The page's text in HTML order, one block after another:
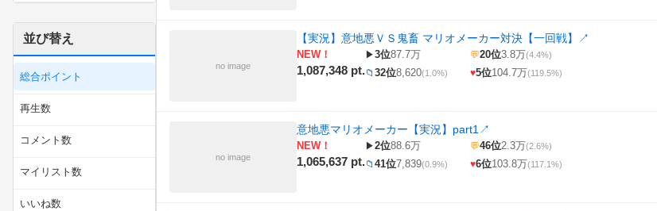
ゲーム (188)
スポーツ
(187)
ニコニコ動画講座
並び替え
総合ポイント
再生数
コメント数
マイリスト数
いいね数
no image
【実況】意地悪ＶＳ鬼畜 マリオメーカー対決【一回戦】 ↗
NEW！
1,087,348 pt.
▶3位87.7万 💬20位3.8万(4.4%)
📁 32位8,620(1.0%) ♥5位104.7万(119.5%)
no image
意地悪マリオメーカー【実況】part1 ↗
NEW！
1,065,637 pt.
▶2位88.6万 💬46位2.3万(2.6%)
📁 41位7,839(0.9%) ♥6位103.8万(117.1%)